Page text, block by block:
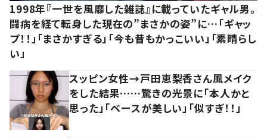
1998年『一世を風靡した雑誌』に載っていたギャル男。
闘病を経て転身した現在の”まさかの姿”に…「ギャッ
プ！！」「まさかすぎる」「今も昔もかっこいい」「素晴らし
い」
スッピン女性→戸田恵梨香さん風メイク
をした結果……驚きの光景に「本人かと
思った」「ベースが美しい」「似すぎ！！」